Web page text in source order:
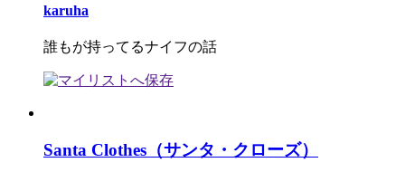
karuha
誰もが持ってるナイフの話
Santa Clothes（サンタ・クローズ）